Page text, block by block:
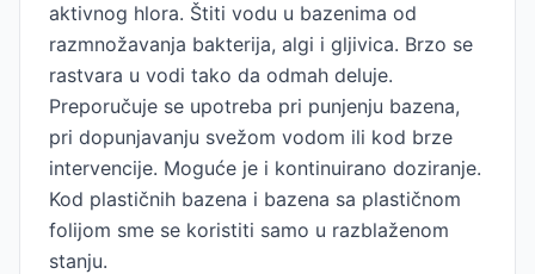
aktivnog hlora. Štiti vodu u bazenima od
razmnožavanja bakterija, algi i gljivica. Brzo se
rastvara u vodi tako da odmah deluje.
Preporučuje se upotreba pri punjenju bazena,
pri dopunjavanju svežom vodom ili kod brze
intervencije. Moguće je i kontinuirano doziranje.
Kod plastičnih bazena i bazena sa plastičnom
folijom sme se koristiti samo u razblaženom
stanju.